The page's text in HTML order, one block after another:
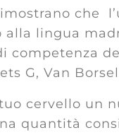
che
lingua
competenza
G, Van
cervello un
quantità